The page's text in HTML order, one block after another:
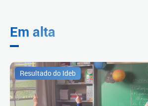
Em alta
Resultado do Ideb